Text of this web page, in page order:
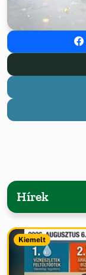
Hírek
Kiemelt